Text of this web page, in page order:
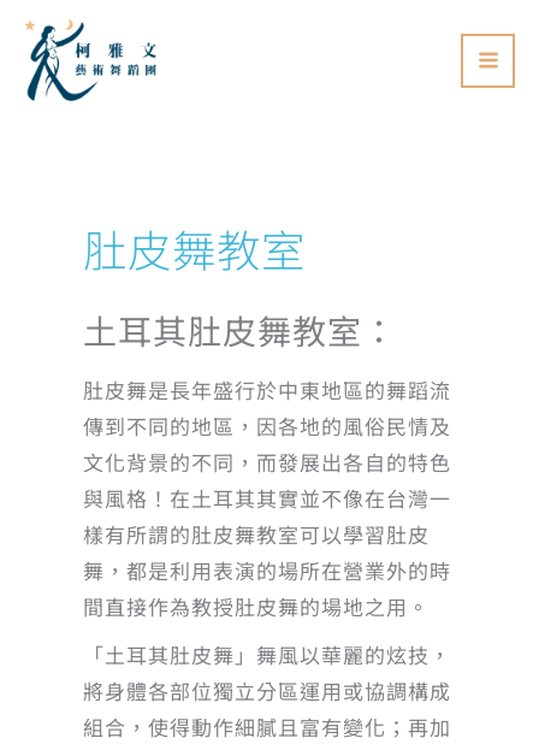
肚皮舞教室
土耳其肚皮舞教室：
肚皮舞是長年盛行於中東地區的舞蹈流
傳到不同的地區，因各地的風俗民情及
文化背景的不同，而發展出各自的特色
與風格！在土耳其其實並不像在台灣一
樣有所謂的肚皮舞教室可以學習肚皮
舞，都是利用表演的場所在營業外的時
間直接作為教授肚皮舞的場地之用。
「土耳其肚皮舞」舞風以華麗的炫技，
將身體各部位獨立分區運用或協調構成
組合，使得動作細膩且富有變化；再加